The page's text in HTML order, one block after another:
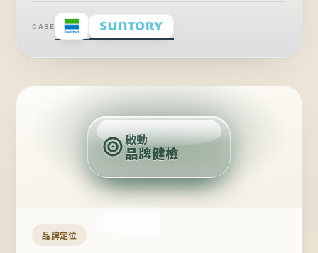
CASE
定
位
點
啟動
品牌健檢
品牌定位